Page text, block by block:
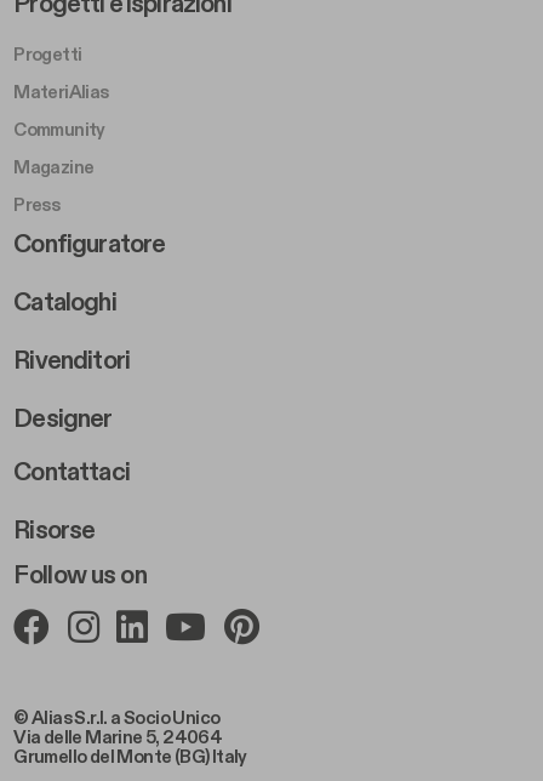
© Alias S.r.l. a Socio Unico
Via delle Marine 5, 24064
Grumello del Monte (BG) Italy
Follow us on
Progetti
MateriAlias
Community
Magazine
Press
Footer Right Middle B
Configuratore
Cataloghi
Rivenditori
Designer
Footer Right 2
Contattaci
Risorse